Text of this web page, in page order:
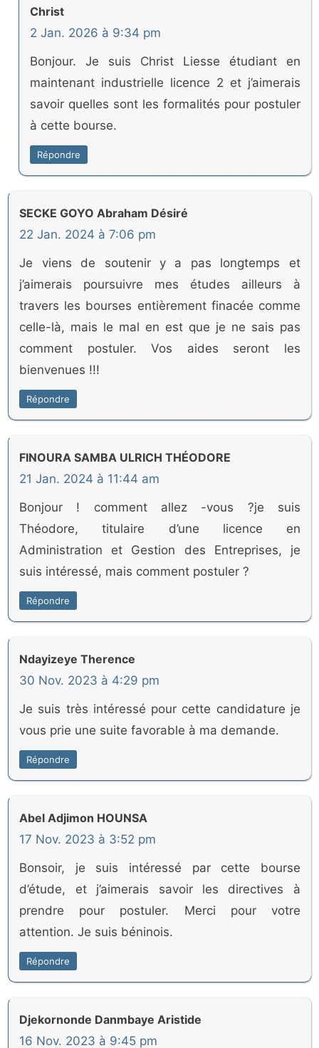
Christ
2 Jan. 2026 à 9:34 pm
Bonjour. Je suis Christ Liesse étudiant en
maintenant industrielle licence 2 et j’aimerais
savoir quelles sont les formalités pour postuler
à cette bourse.
Répondre
SECKE GOYO Abraham Désiré
22 Jan. 2024 à 7:06 pm
Je viens de soutenir y a pas longtemps et
j’aimerais poursuivre mes études ailleurs à
travers les bourses entièrement finacée comme
celle-là, mais le mal en est que je ne sais pas
comment postuler. Vos aides seront les
bienvenues !!!
Répondre
FINOURA SAMBA ULRICH THÉODORE
21 Jan. 2024 à 11:44 am
Bonjour ! comment allez -vous ?je suis
Théodore, titulaire d’une licence en
Administration et Gestion des Entreprises, je
suis intéressé, mais comment postuler ?
Répondre
Ndayizeye Therence
30 Nov. 2023 à 4:29 pm
Je suis très intéressé pour cette candidature je
vous prie une suite favorable à ma demande.
Répondre
Abel Adjimon HOUNSA
17 Nov. 2023 à 3:52 pm
Bonsoir, je suis intéressé par cette bourse
d’étude, et j’aimerais savoir les directives à
prendre pour postuler. Merci pour votre
attention. Je suis béninois.
Répondre
Djekornonde Danmbaye Aristide
16 Nov. 2023 à 9:45 pm